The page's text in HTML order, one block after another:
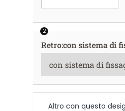
2
Retro:con sistema di
Altro con questo